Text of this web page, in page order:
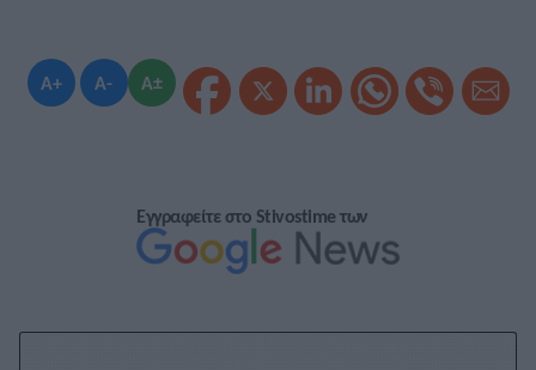
A+ A- A±
Εγγραφείτε στο Stivostime των